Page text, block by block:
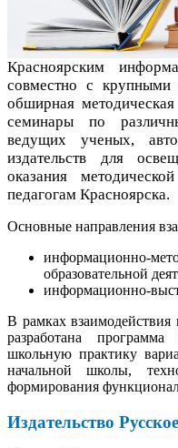
Красноярским
совместно с крупными
обширная
семинары по
ведущих ученых,
издательств для
оказания
педагогам Красноярска.
Основные направления
информационно-
образовательной
информационно-
В рамках взаимодействия
разработана
школьную практику
начальной школы,
формирования
Издательство